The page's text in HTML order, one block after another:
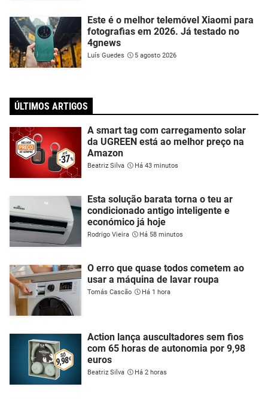
Este é o melhor telemóvel Xiaomi para
fotografias em 2026. Já testado no
4gnews
Luís Guedes 5 agosto 2026
ÚLTIMOS ARTIGOS
A smart tag com carregamento solar
da UGREEN está ao melhor preço na
Amazon
Beatriz Silva Há 43 minutos
Esta solução barata torna o teu ar
condicionado antigo inteligente e
económico já hoje
Rodrigo Vieira Há 58 minutos
O erro que quase todos cometem ao
usar a máquina de lavar roupa
Tomás Cascão Há 1 hora
Action lança auscultadores sem fios
com 65 horas de autonomia por 9,98
euros
Beatriz Silva Há 2 horas